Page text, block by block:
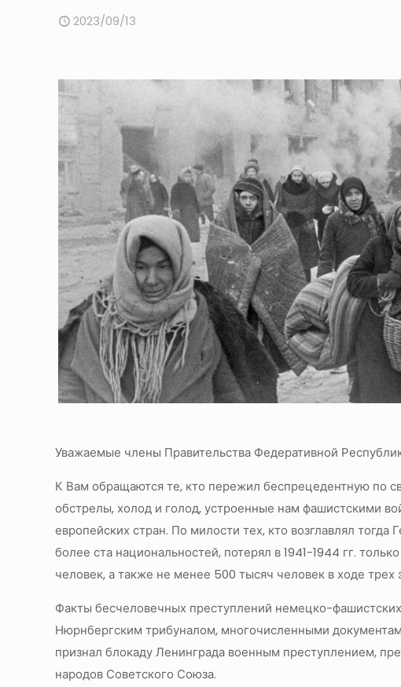
2023/09/13
Уважаемые члены Правительства Федеративной
К Вам обращаются те, кто пережил беспрецедентную по
обстрелы, холод и голод, устроенные нам фашистскими
европейских стран. По милости тех, кто возглавлял
более ста национальностей, потерял в 1941-1944 гг.
человек, а также не менее 500 тысяч человек в ходе трех
Факты бесчеловечных преступлений немецко-
Нюрнбергским трибуналом, многочисленными
признал блокаду Ленинграда военным преступлением,
народов Советского Союза.